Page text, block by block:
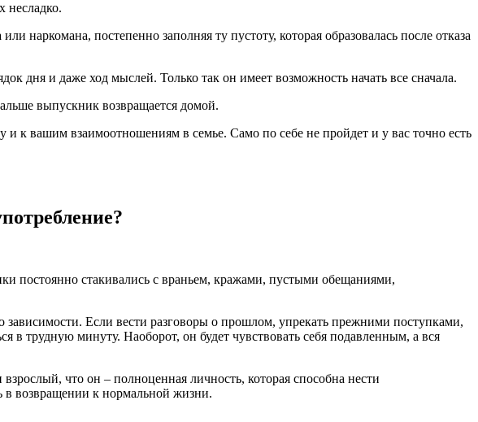
несладко.
наркомана, постепенно заполняя ту пустоту, которая образовалась после отказа
дня и даже ход мыслей. Только так он имеет возможность начать все сначала.
выпускник возвращается домой.
к вашим взаимоотношениям в семье. Само по себе не пройдет и у вас точно есть
постоянно стакивались с враньем, кражами, пустыми обещаниями,
Если вести разговоры о прошлом, упрекать прежними поступками,
в трудную минуту. Наоборот, он будет чувствовать себя подавленным, а вся
что он – полноценная личность, которая способна нести
в возвращении к нормальной жизни.